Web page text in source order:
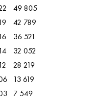
49 805
42 789
36 521
32 052
28 219
13 619
7 549